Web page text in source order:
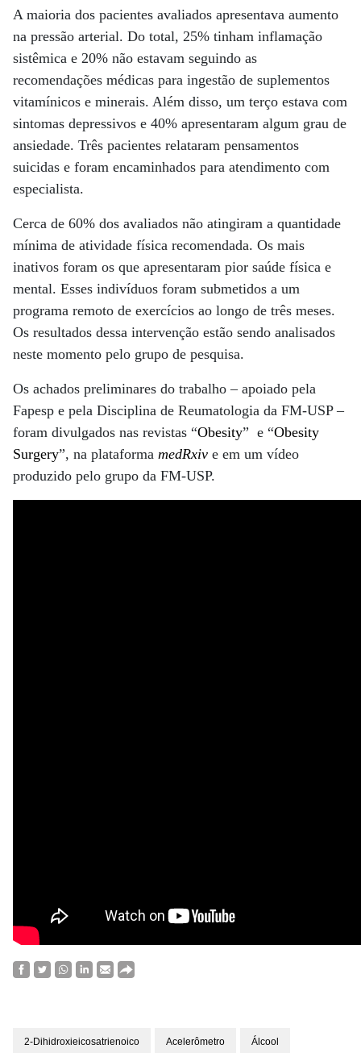
A maioria dos pacientes avaliados apresentava aumento
na pressão arterial. Do total, 25% tinham inflamação
sistêmica e 20% não estavam seguindo as
recomendações médicas para ingestão de suplementos
vitamínicos e minerais. Além disso, um terço estava com
sintomas depressivos e 40% apresentaram algum grau de
ansiedade. Três pacientes relataram pensamentos
suicidas e foram encaminhados para atendimento com
especialista.
Cerca de 60% dos avaliados não atingiram a quantidade
mínima de atividade física recomendada. Os mais
inativos foram os que apresentaram pior saúde física e
mental. Esses indivíduos foram submetidos a um
programa remoto de exercícios ao longo de três meses.
Os resultados dessa intervenção estão sendo analisados
neste momento pelo grupo de pesquisa.
Os achados preliminares do trabalho – apoiado pela
Fapesp e pela Disciplina de Reumatologia da FM-USP –
foram divulgados nas revistas “Obesity” e “Obesity
Surgery”, na plataforma medRxiv e em um vídeo
produzido pelo grupo da FM-USP.
2-Dihidroxieicosatrienoico Acelerômetro Álcool